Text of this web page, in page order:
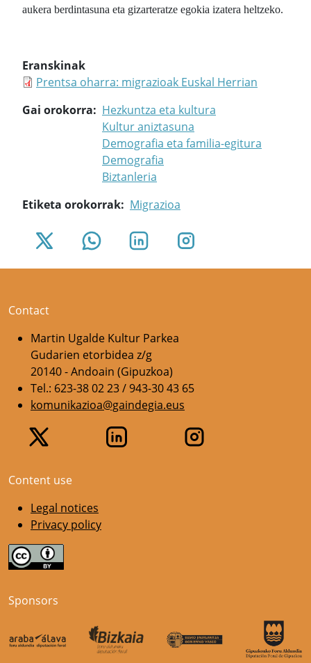
aukera berdintasuna eta gizarteratze egokia izatera heltzeko.
Eranskinak
Prentsa oharra: migrazioak Euskal Herrian
Gai orokorra
Hezkuntza eta kultura
Kultur aniztasuna
Demografia eta familia-egitura
Demografia
Biztanleria
Etiketa orokorrak
Migrazioa
Contact
Martin Ugalde Kultur Parkea
Gudarien etorbidea z/g
20140 - Andoain (Gipuzkoa)
Tel.: 623-38 02 23 / 943-30 43 65
komunikazioa@gaindegia.eus
Content use
Legal notices
Privacy policy
Sponsors